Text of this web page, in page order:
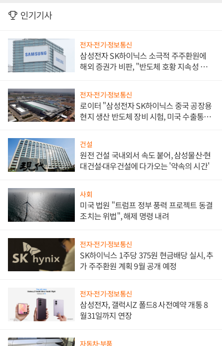
인기기사
전자·전기·정보통신
삼성전자 SK하이닉스 소극적 주주환원에
해외 증권가 비판, "반도체 호황 지속성 의
전자·전기·정보통신
로이터 "삼성전자 SK하이닉스 중국 공장용
현지 생산 반도체 장비 시험, 미국 수출통제
건설
원전 건설 국내외서 속도 붙어, 삼성물산·현
대건설·대우건설에 다가오는 '약속의 시간'
사회
미국 법원 "트럼프 정부 풍력 프로젝트 동결
조치는 위법", 해제 명령 내려
전자·전기·정보통신
SK하이닉스 1주당 375원 현금배당 실시, 추
가 주주환원 계획 9월 공개 예정
전자·전기·정보통신
삼성전자, 갤럭시Z 폴드8 사전예약 개통 8
월31일까지 연장
자동차·부품